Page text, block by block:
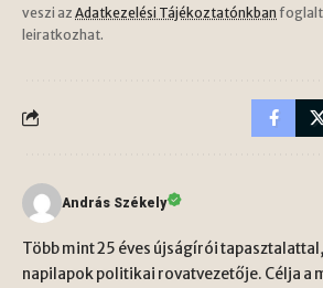
veszi az Adatkezelési Tájékoztatónkban
leiratkozhat.
András Székely
Több mint 25 éves újságírói
napilapok politikai rovatvezetője. Célja a